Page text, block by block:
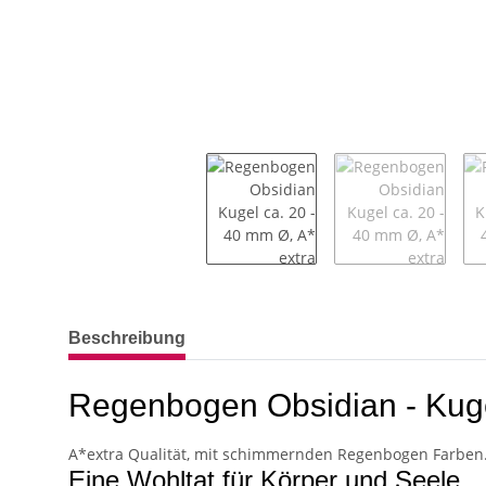
weitere Registerkarten anzeigen
Beschreibung
Regenbogen Obsidian -
A*extra Qualität, mit schimmernden Regenbogen
Eine Wohltat für Körper und Seele